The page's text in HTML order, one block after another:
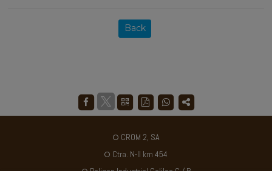
Back
CROM 2, SA
Ctra. N-II km 454